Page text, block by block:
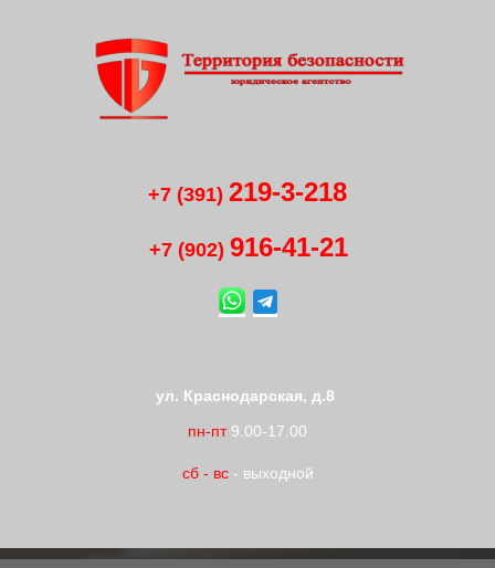
+7 (391) 219-3-218
+7 (902) 916-41-21
ул. Краснодарская, д.8
пн-пт9.00-17.00
сб - вс - выходной